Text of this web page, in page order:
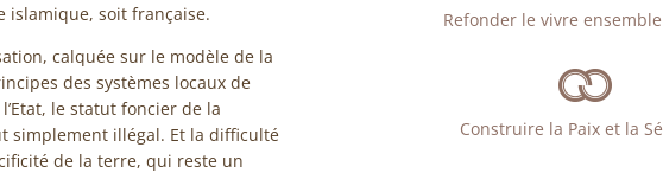
islamique, soit française.
calquée sur le modèle de la
des systèmes locaux de
le statut foncier de la
simplement illégal. Et la difficulté
de la terre, qui reste un
Refonder le vivre ensemble
Construire la Paix et la